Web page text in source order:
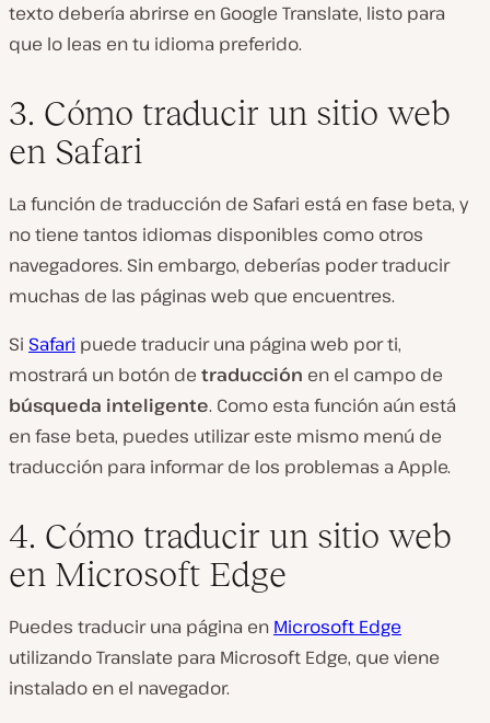
texto debería abrirse en Google Translate, listo para
que lo leas en tu idioma preferido.
3. Cómo traducir un sitio web
en Safari
La función de traducción de Safari está en fase beta, y
no tiene tantos idiomas disponibles como otros
navegadores. Sin embargo, deberías poder traducir
muchas de las páginas web que encuentres.
Si Safari puede traducir una página web por ti,
mostrará un botón de traducción en el campo de
búsqueda inteligente. Como esta función aún está
en fase beta, puedes utilizar este mismo menú de
traducción para informar de los problemas a Apple.
4. Cómo traducir un sitio web
en Microsoft Edge
Puedes traducir una página en Microsoft Edge
utilizando Translate para Microsoft Edge, que viene
instalado en el navegador.